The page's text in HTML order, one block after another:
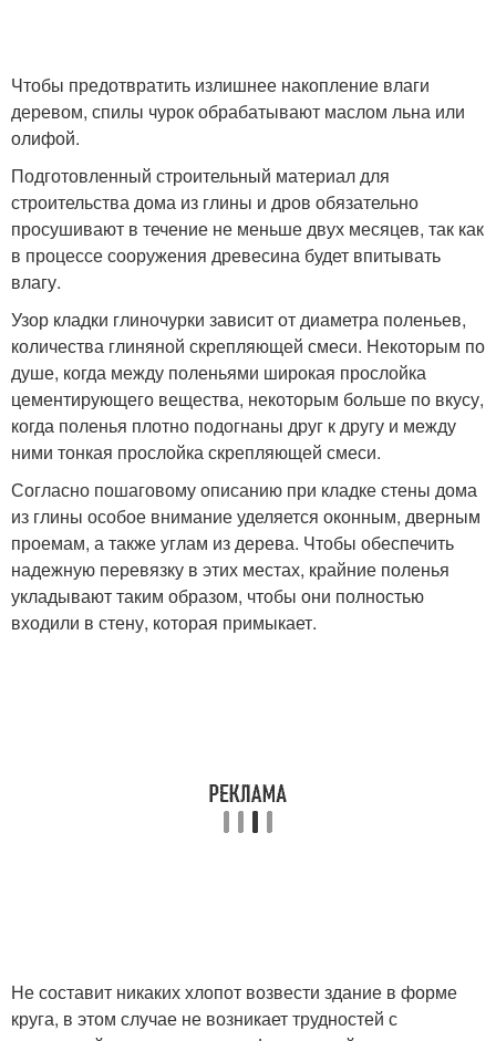
Чтобы предотвратить излишнее накопление влаги
деревом, спилы чурок обрабатывают маслом льна или
олифой.
Подготовленный строительный материал для
строительства дома из глины и дров обязательно
просушивают в течение не меньше двух месяцев, так как
в процессе сооружения древесина будет впитывать
влагу.
Узор кладки глиночурки зависит от диаметра поленьев,
количества глиняной скрепляющей смеси. Некоторым по
душе, когда между поленьями широкая прослойка
цементирующего вещества, некоторым больше по вкусу,
когда поленья плотно подогнаны друг к другу и между
ними тонкая прослойка скрепляющей смеси.
Согласно пошаговому описанию при кладке стены дома
из глины особое внимание уделяется оконным, дверным
проемам, а также углам из дерева. Чтобы обеспечить
надежную перевязку в этих местах, крайние поленья
укладывают таким образом, чтобы они полностью
входили в стену, которая примыкает.
Не составит никаких хлопот возвести здание в форме
круга, в этом случае не возникает трудностей с